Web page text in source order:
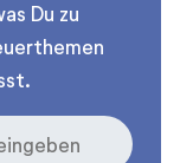
Du zu